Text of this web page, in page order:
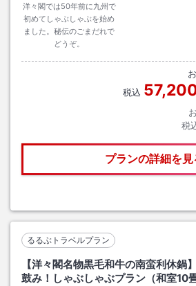
洋々閣では50年前に九州で
初めてしゃぶしゃぶを始め
ました。秘伝のごまだれで
どうぞ。
税込
税
プランの詳細を見
るるぶトラベルプラン
【洋々閣名物黒毛和牛の南蛮利休
鼓み！しゃぶしゃぶプラン（和室10畳